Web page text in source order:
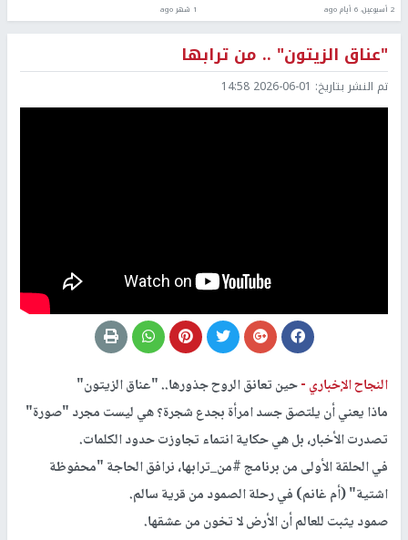
2 أسبوعين، 6 أيام ago 1 شهر ago
"عناق الزيتون" .. من ترابها
تم النشر بتاريخ: 2026-06-01 14:58
النجاح الإخباري -حين تعانق الروح جذورها.. "عناق الزيتون"
​ماذا يعني أن يلتصق جسد امرأة بجدع شجرة؟ هي ليست مجرد "صورة"
تصدرت الأخبار، بل هي حكاية انتماء تجاوزت حدود الكلمات.
في الحلقة الأولى من برنامج #من_ترابها، نرافق الحاجة "محفوظة
اشتية" (أم غانم) في رحلة الصمود من قرية سالم.
​صمود يثبت للعالم أن الأرض لا تخون من عشقها.